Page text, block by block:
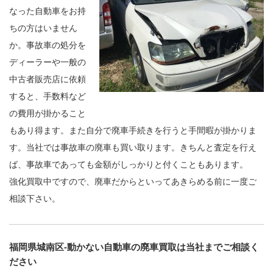
なった自動車をお持
ちの方はいません
か。事故車の処分を
ディーラーや一般の
中古者販売店に依頼
すると、手数料など
の費用が掛かること
もあり得ます。また自分で廃車手続きを行うと手間暇が掛かりま
す。当社では事故車の廃車も買い取ります。きちんと査定を行え
ば、事故車であっても金額がしっかりと付くこともあります。
強化買取中ですので、廃車だからといってあきらめる前に一度ご
相談下さい。
福岡県城南区-動かない自動車の廃車買取は当社までご相談く
ださい